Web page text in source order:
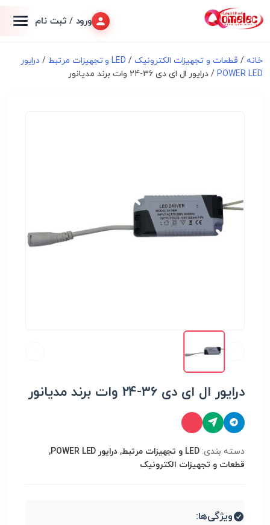
ورود / ثبت نام
خانه / قطعات و تجهیزات الکترونیک/ LED و تجهیزات مرتبط / درایور
POWER LED / درایور ال ای دی 36-24 وات برند مدیانور
درایور ال ای دی 36-24 وات برند مدیانور
دسته بندی:
LED و تجهیزات مرتبط, درایور POWER LED,
قطعات و تجهیزات الکترونیک
ویژگی‌ها: